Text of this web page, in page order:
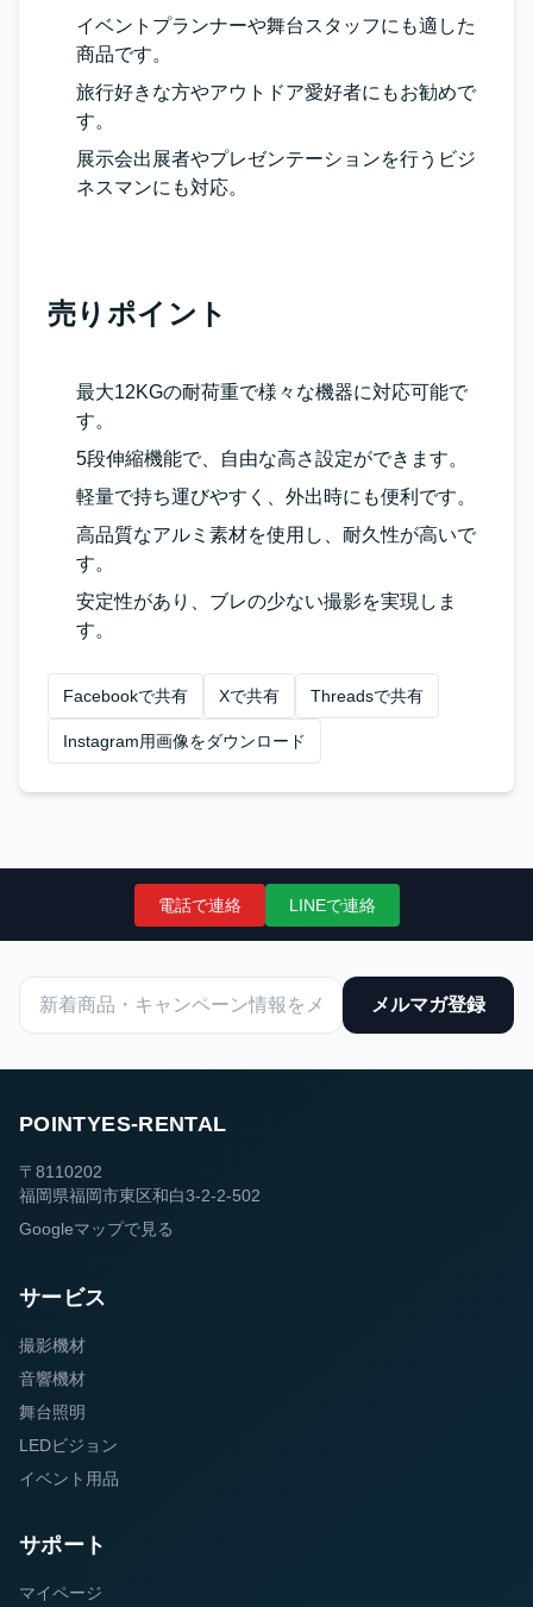
イベントプランナーや舞台スタッフにも適した
商品です。
旅行好きな方やアウトドア愛好者にもお勧めで
す。
展示会出展者やプレゼンテーションを行うビジ
ネスマンにも対応。
売りポイント
最大12KGの耐荷重で様々な機器に対応可能で
す。
5段伸縮機能で、自由な高さ設定ができます。
軽量で持ち運びやすく、外出時にも便利です。
高品質なアルミ素材を使用し、耐久性が高いで
す。
安定性があり、ブレの少ない撮影を実現しま
す。
Facebookで共有 Xで共有 Threadsで共有
Instagram用画像をダウンロード
電話で連絡 LINEで連絡
メルマガ登録
POINTYES-RENTAL
〒8110202
福岡県福岡市東区和白3-2-2-502
Googleマップで見る
サービス
撮影機材
音響機材
舞台照明
LEDビジョン
イベント用品
サポート
マイページ